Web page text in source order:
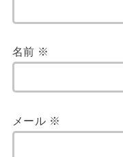
名前 ※
メール ※